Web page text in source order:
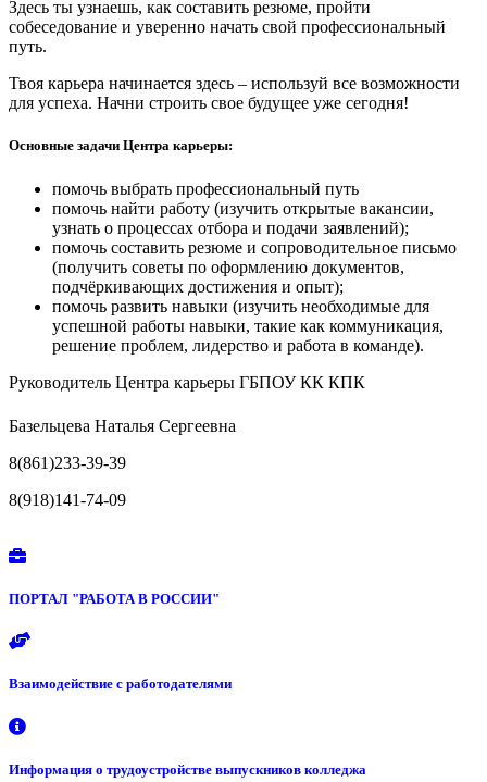
Здесь ты узнаешь, как составить резюме, пройти
собеседование и уверенно начать свой профессиональный
путь.
Твоя карьера начинается здесь – используй все возможности
для успеха. Начни строить свое будущее уже сегодня!
Основные задачи Центра карьеры:
помочь выбрать профессиональный путь
помочь найти работу (изучить открытые вакансии,
узнать о процессах отбора и подачи заявлений);
помочь составить резюме и сопроводительное письмо
(получить советы по оформлению документов,
подчёркивающих достижения и опыт);
помочь развить навыки (изучить необходимые для
успешной работы навыки, такие как коммуникация,
решение проблем, лидерство и работа в команде).
Руководитель Центра карьеры ГБПОУ КК КПК
Базельцева Наталья Сергеевна
8(861)233-39-39
8(918)141-74-09
ПОРТАЛ "РАБОТА В РОССИИ"
Взаимодействие с работодателями
Информация о трудоустройстве выпускников колледжа